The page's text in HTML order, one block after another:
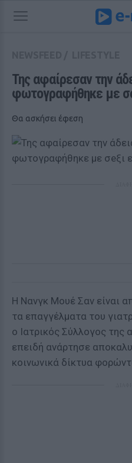
Της αφαίρεσαν την
φωτογραφήθηκε με
Θα ασκήσει έφεση
Η Νανγκ Μουέ Σαν είναι
τα επαγγέλματα του
ο Ιατρικός Σύλλογος της
επειδή ανάρτησε
κοινωνικά δίκτυα